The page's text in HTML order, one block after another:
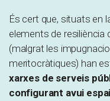
És cert que, situats en
elements de resiliència
(malgrat les
meritocràtiques) han
xarxes de serveis
configurant avui